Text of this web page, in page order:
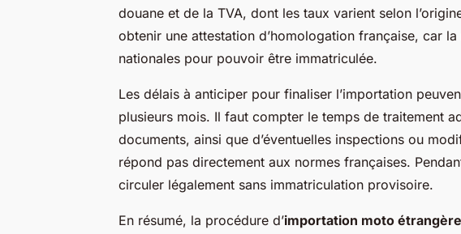
douane et de la TVA, dont les taux varient selon
obtenir une attestation d’homologation française, car
nationales pour pouvoir être immatriculée.
Les délais à anticiper pour finaliser l’importation
plusieurs mois. Il faut compter le temps de traitement
documents, ainsi que d’éventuelles inspections ou
répond pas directement aux normes françaises.
circuler légalement sans immatriculation provisoire.
En résumé, la procédure d’importation moto étrangère